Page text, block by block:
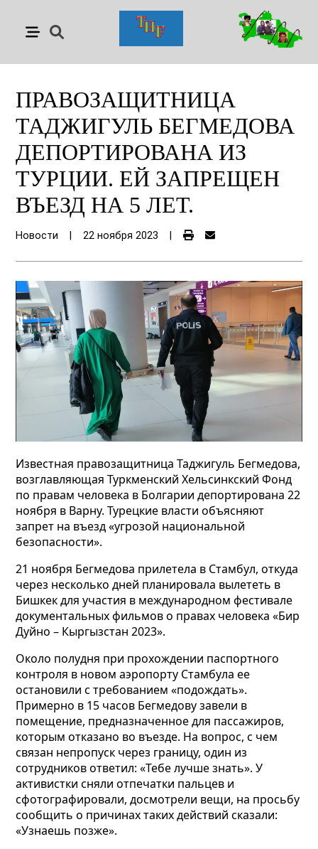
ПРАВОЗАЩИТНИЦА
ТАДЖИГУЛЬ БЕГМЕДОВА
ДЕПОРТИРОВАНА ИЗ
ТУРЦИИ. ЕЙ ЗАПРЕЩЕН
ВЪЕЗД НА 5 ЛЕТ.
Новости 22 ноября 2023
Известная правозащитница Таджигуль Бегмедова,
возглавляющая Туркменский Хельсинкский Фонд
по правам человека в Болгарии депортирована 22
ноября в Варну. Турецкие власти объясняют
запрет на въезд «угрозой национальной
безопасности».
21 ноября Бегмедова прилетела в Стамбул, откуда
через несколько дней планировала вылететь в
Бишкек для участия в международном фестивале
документальных фильмов о правах человека «Бир
Дуйно – Кыргызстан 2023».
Около полудня при прохождении паспортного
контроля в новом аэропорту Стамбула ее
остановили с требованием «подождать».
Примерно в 15 часов Бегмедову завели в
помещение, предназначенное для пассажиров,
которым отказано во въезде. На вопрос, с чем
связан непропуск через границу, один из
сотрудников ответил: «Тебе лучше знать». У
активистки сняли отпечатки пальцев и
сфотографировали, досмотрели вещи, на просьбу
сообщить о причинах таких действий сказали:
«Узнаешь позже».